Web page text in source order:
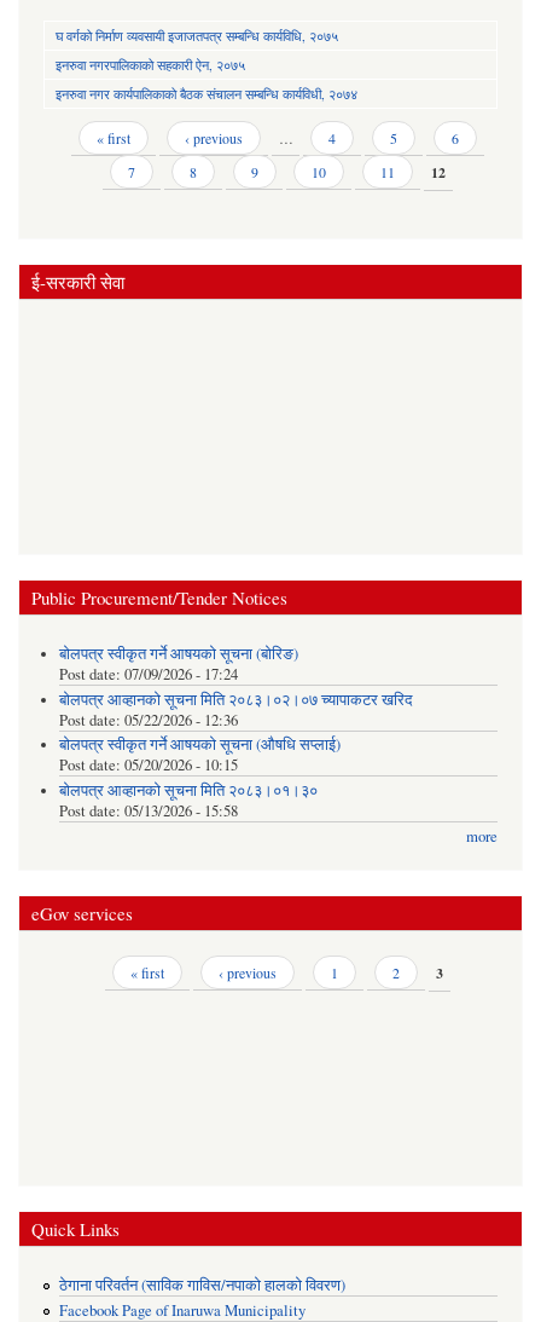
घ वर्गको निर्माण व्यवसायी इजाजतपत्र सम्बन्धि कार्यविधि, २०७५
इनरुवा नगरपालिकाको सहकारी ऐन, २०७५
इनरुवा नगर कार्यपालिकाको बैठक संचालन सम्बन्धि कार्यविधी, २०७४
Pages « first ‹ previous … 4 5
6
7
8 9 10 11 12
ई-सरकारी सेवा
Public Procurement/Tender Notices
बोलपत्र स्वीकृत गर्ने आषयको सूचना (बोरिङ)
Post date: 07/09/2026 - 17:24
बोलपत्र आव्हानको सूचना मिति २०८३।०२।०७ च्यापाकटर खरिद
Post date: 05/22/2026 - 12:36
बोलपत्र स्वीकृत गर्ने आषयको सूचना (औषधि सप्लाई)
Post date: 05/20/2026 - 10:15
बोलपत्र आव्हानको सूचना मिति २०८३।०१।३०
Post date: 05/13/2026 - 15:58
more
eGov services
« first ‹ previous 1 2 3
Quick Links
ठेगाना परिवर्तन (साविक गाविस/नपाको हालको विवरण)
Facebook Page of Inaruwa Municipality